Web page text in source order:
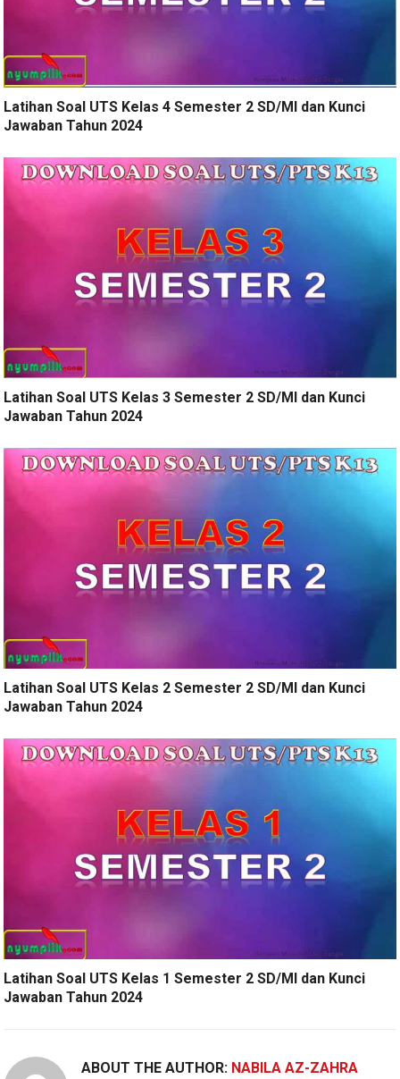
Latihan Soal UTS Kelas 4 Semester 2 SD/MI dan Kunci
Jawaban Tahun 2024
Latihan Soal UTS Kelas 3 Semester 2 SD/MI dan Kunci
Jawaban Tahun 2024
Latihan Soal UTS Kelas 2 Semester 2 SD/MI dan Kunci
Jawaban Tahun 2024
Latihan Soal UTS Kelas 1 Semester 2 SD/MI dan Kunci
Jawaban Tahun 2024
ABOUT THE AUTHOR: NABILA AZ-ZAHRA